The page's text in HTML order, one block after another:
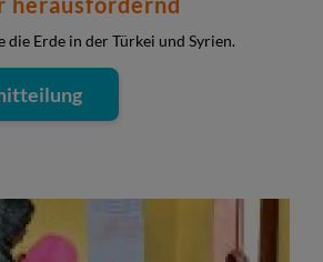
die Erde in der Türkei und Syrien.